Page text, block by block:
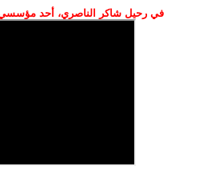
في رحيل شاكر الناصري، أحد مؤسسي